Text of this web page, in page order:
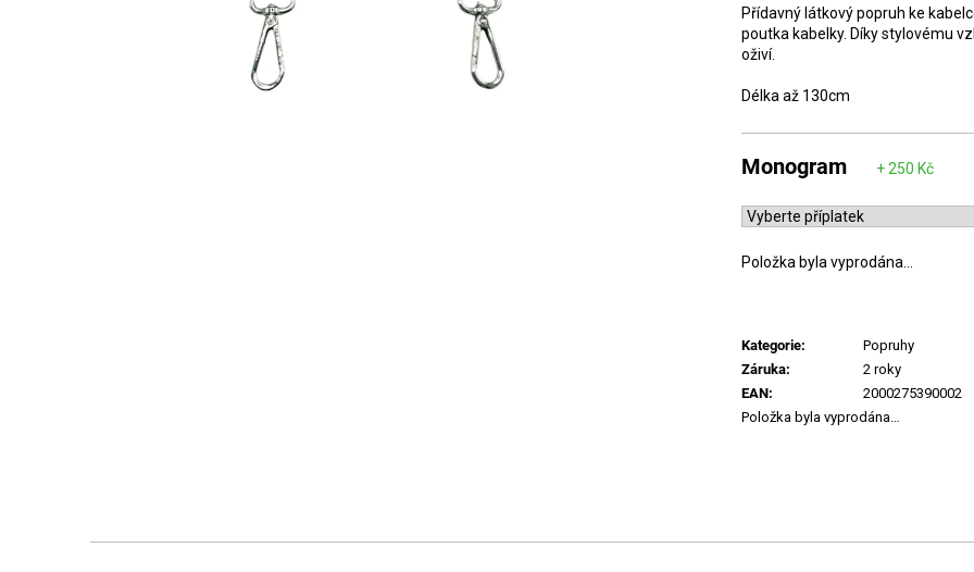
Monogram
Položka byla vyprodána…
Přídavný látkový popruh ke
poutka kabelky. Díky stylovému
oživí.
Délka až 130cm
Kategorie:
Popruhy
Záruka:
2 roky
EAN:
2000275390002
Položka byla vyprodána…